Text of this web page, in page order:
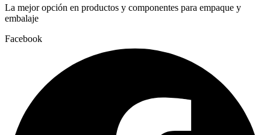
La mejor opción en productos y componentes para empaque y
embalaje
Facebook